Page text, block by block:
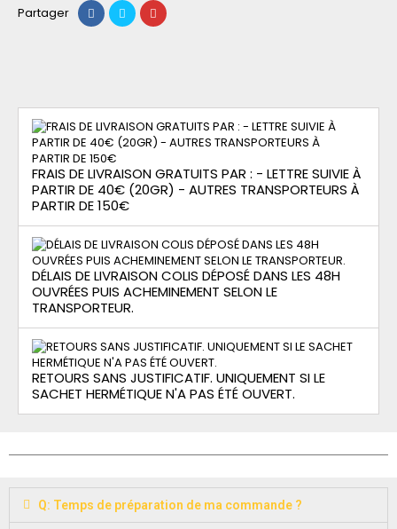
Partager
FRAIS DE LIVRAISON GRATUITS PAR : - LETTRE SUIVIE À
PARTIR DE 40€ (20GR) - AUTRES TRANSPORTEURS À
PARTIR DE 150€
DÉLAIS DE LIVRAISON COLIS DÉPOSÉ DANS LES 48H
OUVRÉES PUIS ACHEMINEMENT SELON LE
TRANSPORTEUR.
RETOURS SANS JUSTIFICATIF. UNIQUEMENT SI LE
SACHET HERMÉTIQUE N'A PAS ÉTÉ OUVERT.
Q: Temps de préparation de ma commande ?